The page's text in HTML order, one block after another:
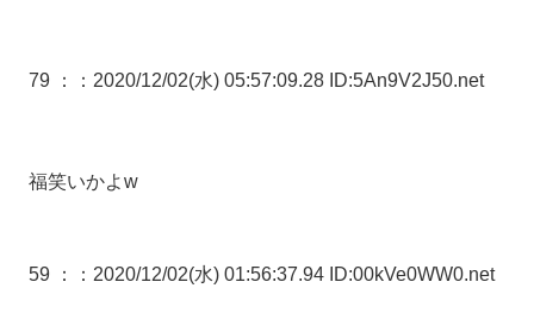
79 ： ：2020/12/02(水) 05:57:09.28 ID:5An9V2J50.net
福笑いかよw
59 ： ：2020/12/02(水) 01:56:37.94 ID:00kVe0WW0.net